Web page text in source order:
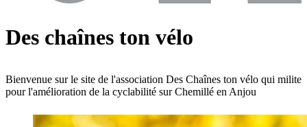
Des chaînes ton vélo
Bienvenue sur le site de l'association Des Chaînes ton vélo qui milite
pour l'amélioration de la cyclabilité sur Chemillé en Anjou